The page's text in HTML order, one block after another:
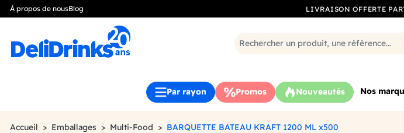
À propos de nousBlog LIVRAISON OFFERTE
Par rayon Promos Nouveautés Nos
Accueil Emballages Multi-Food BARQUETTE BATEAU KRAFT 1200 ML x500